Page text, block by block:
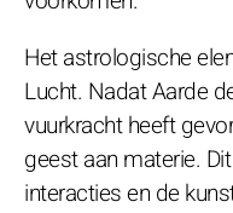
Het astrologische
Lucht. Nadat Aarde
vuurkracht heeft
geest aan materie.
interacties en de